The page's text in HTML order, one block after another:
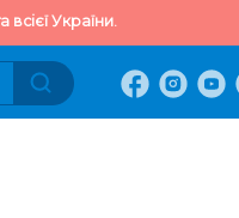
України.